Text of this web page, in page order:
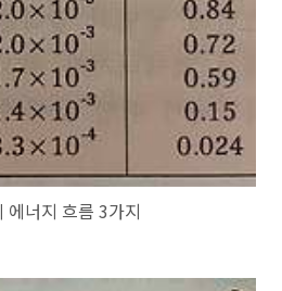
에너지 흐름 3가지